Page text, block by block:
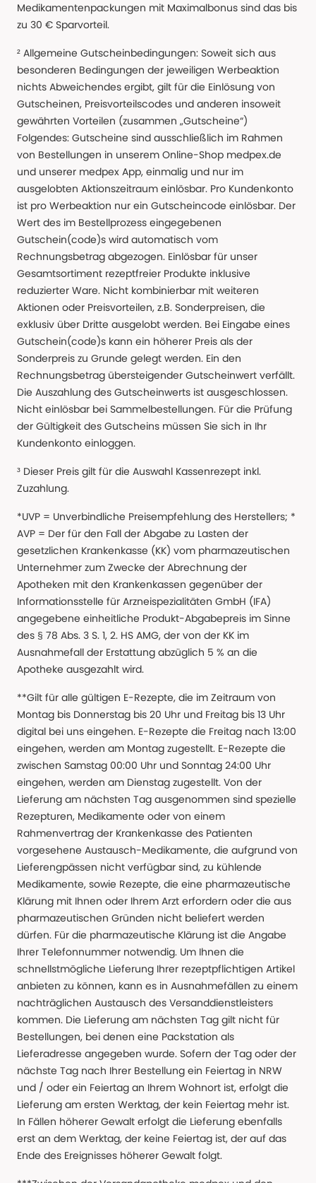
Medikamentenpackungen mit Maximalbonus sind das bis
zu 30 € Sparvorteil.
² Allgemeine Gutscheinbedingungen: Soweit sich aus
besonderen Bedingungen der jeweiligen Werbeaktion
nichts Abweichendes ergibt, gilt für die Einlösung von
Gutscheinen, Preisvorteilscodes und anderen insoweit
gewährten Vorteilen (zusammen „Gutscheine“)
Folgendes: Gutscheine sind ausschließlich im Rahmen
von Bestellungen in unserem Online-Shop medpex.de
und unserer medpex App, einmalig und nur im
ausgelobten Aktionszeitraum einlösbar. Pro Kundenkonto
ist pro Werbeaktion nur ein Gutscheincode einlösbar. Der
Wert des im Bestellprozess eingegebenen
Gutschein(code)s wird automatisch vom
Rechnungsbetrag abgezogen. Einlösbar für unser
Gesamtsortiment rezeptfreier Produkte inklusive
reduzierter Ware. Nicht kombinierbar mit weiteren
Aktionen oder Preisvorteilen, z.B. Sonderpreisen, die
exklusiv über Dritte ausgelobt werden. Bei Eingabe eines
Gutschein(code)s kann ein höherer Preis als der
Sonderpreis zu Grunde gelegt werden. Ein den
Rechnungsbetrag übersteigender Gutscheinwert verfällt.
Die Auszahlung des Gutscheinwerts ist ausgeschlossen.
Nicht einlösbar bei Sammelbestellungen. Für die Prüfung
der Gültigkeit des Gutscheins müssen Sie sich in Ihr
Kundenkonto einloggen.
³ Dieser Preis gilt für die Auswahl Kassenrezept inkl.
Zuzahlung.
*UVP = Unverbindliche Preisempfehlung des Herstellers; *
AVP = Der für den Fall der Abgabe zu Lasten der
gesetzlichen Krankenkasse (KK) vom pharmazeutischen
Unternehmer zum Zwecke der Abrechnung der
Apotheken mit den Krankenkassen gegenüber der
Informationsstelle für Arzneispezialitäten GmbH (IFA)
angegebene einheitliche Produkt-Abgabepreis im Sinne
des § 78 Abs. 3 S. 1, 2. HS AMG, der von der KK im
Ausnahmefall der Erstattung abzüglich 5 % an die
Apotheke ausgezahlt wird.
**Gilt für alle gültigen E-Rezepte, die im Zeitraum von
Montag bis Donnerstag bis 20 Uhr und Freitag bis 13 Uhr
digital bei uns eingehen. E-Rezepte die Freitag nach 13:00
eingehen, werden am Montag zugestellt. E-Rezepte die
zwischen Samstag 00:00 Uhr und Sonntag 24:00 Uhr
eingehen, werden am Dienstag zugestellt. Von der
Lieferung am nächsten Tag ausgenommen sind spezielle
Rezepturen, Medikamente oder von einem
Rahmenvertrag der Krankenkasse des Patienten
vorgesehene Austausch-Medikamente, die aufgrund von
Lieferengpässen nicht verfügbar sind, zu kühlende
Medikamente, sowie Rezepte, die eine pharmazeutische
Klärung mit Ihnen oder Ihrem Arzt erfordern oder die aus
pharmazeutischen Gründen nicht beliefert werden
dürfen. Für die pharmazeutische Klärung ist die Angabe
Ihrer Telefonnummer notwendig. Um Ihnen die
schnellstmögliche Lieferung Ihrer rezeptpflichtigen Artikel
anbieten zu können, kann es in Ausnahmefällen zu einem
nachträglichen Austausch des Versanddienstleisters
kommen. Die Lieferung am nächsten Tag gilt nicht für
Bestellungen, bei denen eine Packstation als
Lieferadresse angegeben wurde. Sofern der Tag oder der
nächste Tag nach Ihrer Bestellung ein Feiertag in NRW
und / oder ein Feiertag an Ihrem Wohnort ist, erfolgt die
Lieferung am ersten Werktag, der kein Feiertag mehr ist.
In Fällen höherer Gewalt erfolgt die Lieferung ebenfalls
erst an dem Werktag, der keine Feiertag ist, der auf das
Ende des Ereignisses höherer Gewalt folgt.